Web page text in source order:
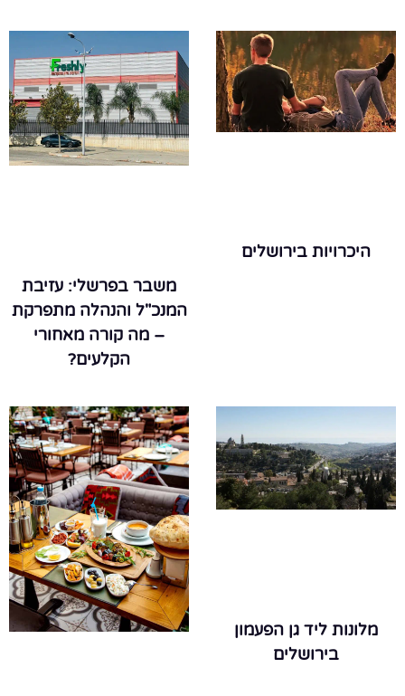
היכרויות בירושלים
משבר בפרשלי: עזיבת
המנכ"ל והנהלה מתפרקת
– מה קורה מאחורי
הקלעים?
מלונות ליד גן הפעמון
בירושלים